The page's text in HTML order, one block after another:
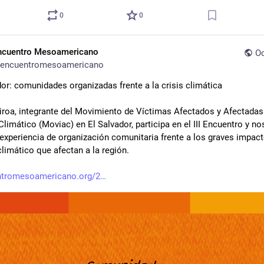
0 0
Mesoamericano
comunidades organizadas frente a la crisis climática
integrante del Movimiento de Víctimas Afectados y
(Moviac) en El Salvador, participa en el III Encuentro y
de organización comunitaria frente a los graves
que afectan a la región.
2